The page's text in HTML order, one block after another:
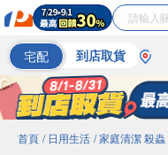
宅配 到店取貨
首頁 / 日用生活 / 家庭清潔 殺蟲